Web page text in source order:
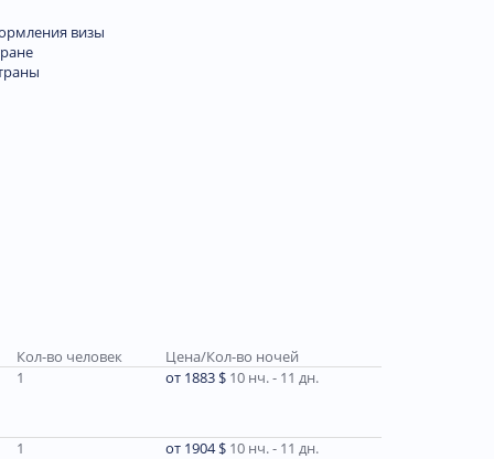
визы
Кол-во человек
Цена/Кол-во ночей
1 от 1883 $ 10 нч. - 11 дн.
1 от 1904 $ 10 нч. - 11 дн.